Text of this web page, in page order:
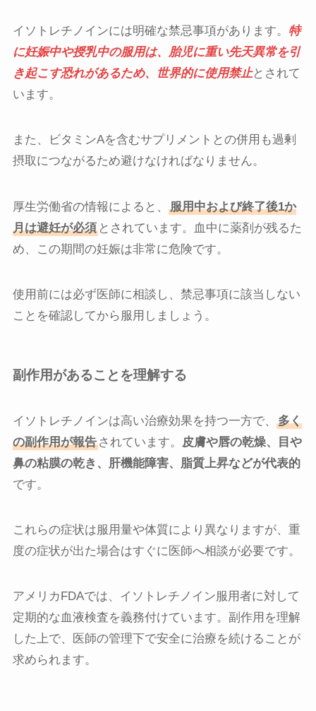
イソトレチノインには明確な禁忌事項があります。 特
に妊娠中や授乳中の服用は、胎児に重い先天異常を引
き起こす恐れがあるため、世界的に使用禁止とされて
います。
また、ビタミンAを含むサプリメントとの併用も過剰
摂取につながるため避けなければなりません。
厚生労働省の情報によると、
服用中および終了後1か
月は避妊が必須とされています。血中に薬剤が残るた
め、この期間の妊娠は非常に危険です。
使用前には必ず医師に相談し、禁忌事項に該当しない
ことを確認してから服用しましょう。
副作用があることを理解する
イソトレチノインは高い治療効果を持つ一方で、
多く
の副作用が報告されています。 皮膚や唇の乾燥、目や
鼻の粘膜の乾き、肝機能障害、脂質上昇などが代表的
です。
これらの症状は服用量や体質により異なりますが、重
度の症状が出た場合はすぐに医師へ相談が必要です。
アメリカFDAでは、イソトレチノイン服用者に対して
定期的な血液検査を義務付けています。副作用を理解
した上で、医師の管理下で安全に治療を続けることが
求められます。